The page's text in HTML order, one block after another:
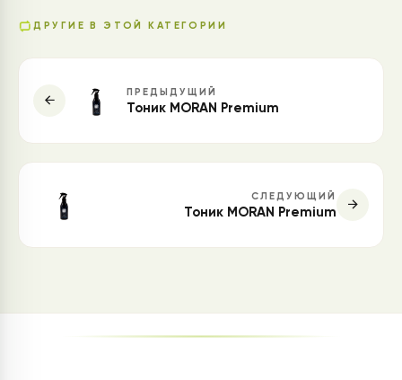
ДРУГИЕ В ЭТОЙ КАТЕГОРИИ
ПРЕДЫДУЩИЙ
Тоник MORAN Premium
СЛЕДУЮЩИЙ
Тоник MORAN Premium